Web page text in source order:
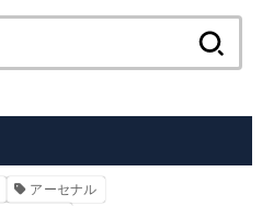
索:
アーセナル